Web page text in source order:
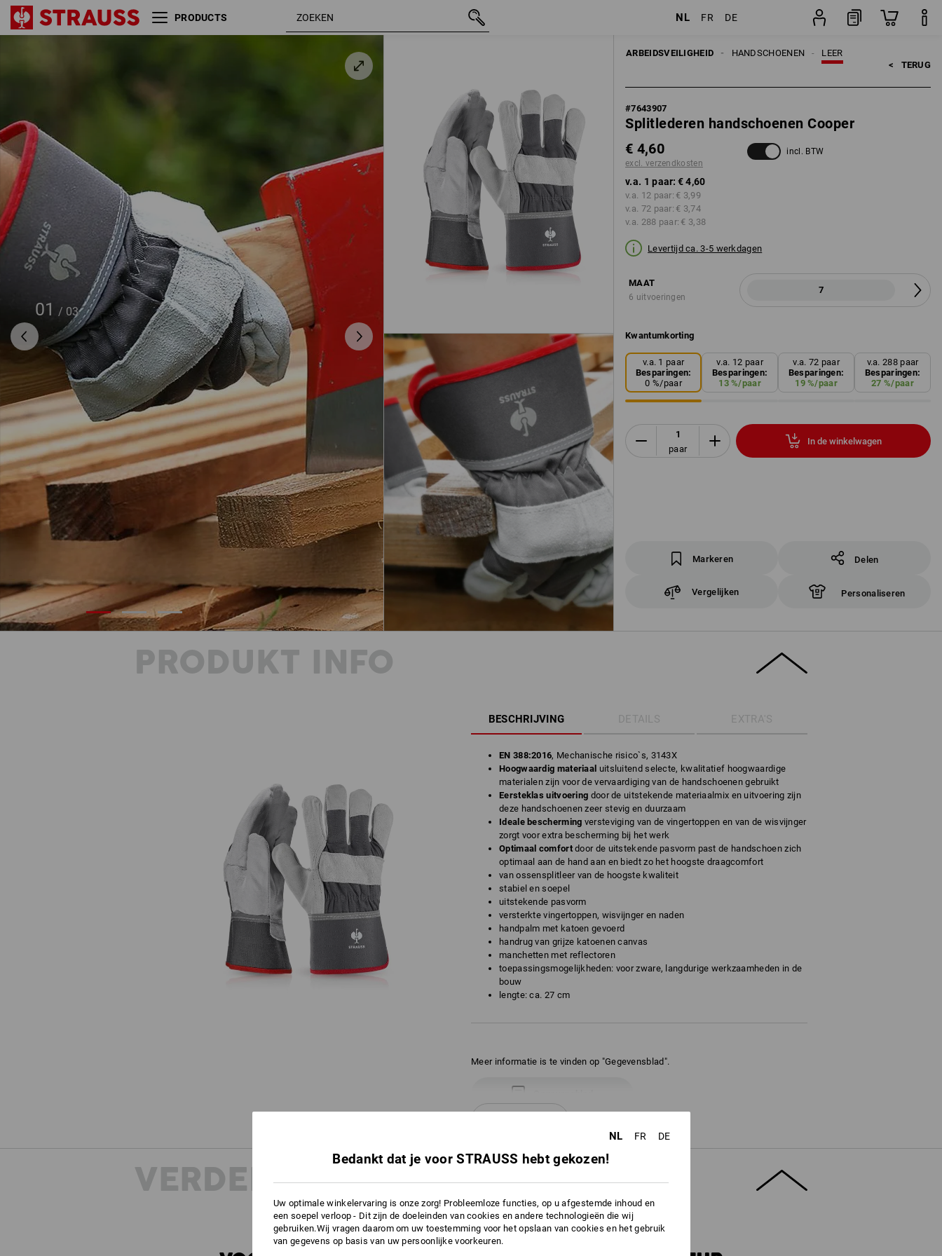
PRODUCTS NL FR DE
01 / 03
ARBEIDSVEILIGHEID LEER
HANDSCHOENEN
< TERUG
#7643907
Splitlederen handschoenen Cooper
€ 4,60
excl. verzendkosten
incl. BTW
v.a. 1 paar: € 4,60
v.a. 12 paar: € 3,99
v.a. 72 paar: € 3,74
v.a. 288 paar: € 3,38
Levertijd ca. 3-5 werkdagen
MAAT
6 uitvoeringen
7
Kwantumkorting
v.a. 1 paar
Besparingen:
0 %/paar
v.a. 12 paar
Besparingen:
13%/paar
v.a. 72 paar
Besparingen:
19%/paar
v.a. 288 paar
Besparingen:
27 %/paar
paar
In de winkelwagen
Markeren Delen
Vergelijken Personaliseren
Splitlederen handschoenen
7 € 4,60
PRODUKT INFO
BESCHRIJVING DETAILS EXTRA'S
EN 388:2016, Mechanische risico`s, 3143X
Hoogwaardig materiaal uitsluitend selecte, kwalitatief hoogwaardige
materialen zijn voor de vervaardiging van de handschoenen gebruikt
Eersteklas uitvoering door de uitstekende materiaalmix en uitvoering zijn
deze handschoenen zeer stevig en duurzaam
Ideale bescherming versteviging van de vingertoppen en van de wisvijnger
zorgt voor extra bescherming bij het werk
Optimaal comfortdoor de uitstekende pasvorm past de handschoen zich
optimaal aan de hand aan en biedt zo het hoogste draagcomfort
van ossensplitleer van de hoogste kwaliteit
stabiel en soepel
uitstekende pasvorm
versterkte vingertoppen, wisvijnger en naden
handpalm met katoen gevoerd
handrug van grijze katoenen canvas
manchetten met reflectoren
toepassingsmogelijkheden: voor zware, langdurige werkzaamheden in de
bouw
lengte: ca. 27 cm
Meer informatie is te vinden op "Gegevensblad".
VERDERE INFORMATIE
KLEURBEGELEIDINGSSYSTEEM
NL FR DE
Bedankt dat je voor STRAUSS hebt gekozen!
Uw optimale winkelervaring is onze zorg! Probleemloze functies, op u afgestemde inhoud en
een soepel verloop - Dit zijn de doeleinden van cookies en andere technologieën die wij
gebruiken.Wij vragen daarom om uw toestemming voor het opslaan van cookies en het gebruik
van gegevens op basis van uw persoonlijke voorkeuren.